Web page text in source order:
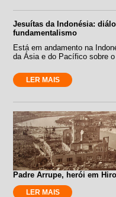
Jesuítas da Indonésia:
fundamentalismo
Está em andamento na
da Ásia e do Pacífico sobre
LER MAIS
Padre Arrupe, herói em
LER MAIS